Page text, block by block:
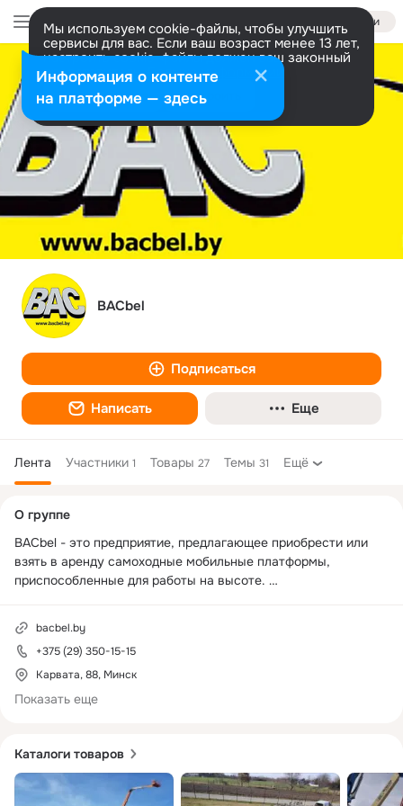
Войти
Мы используем cookie-файлы, чтобы улучшить
сервисы для вас. Если ваш возраст менее 13 лет,
настроить cookie-файлы должен ваш законный
представитель. Больше информации
Разрешить все Настроить
BACbel
Подписаться
Написать Еще
Лента Участники 1 Товары 27 Темы 31 Ещё
Каталоги товаров
колонка
О группе
BACbel - это предприятие, предлагающее приобрести или
взять в аренду самоходные мобильные платформы,
приспособленные для работы на высоте.
bacbel.by
+375 (29) 350-15-15
Карвата, 88, Минск
Показать еще
Информация о контенте
на платформе — здесь